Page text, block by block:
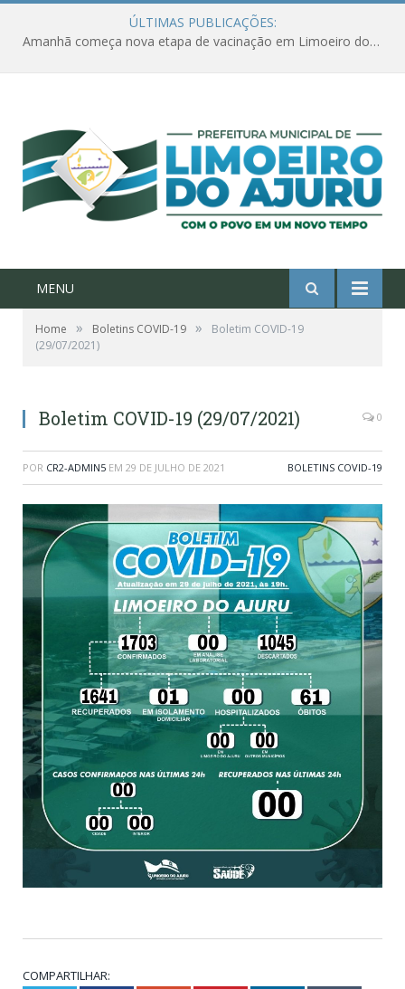
ÚLTIMAS PUBLICAÇÕES:
Amanhã começa nova etapa de vacinação em Limoeiro do Ajuru para idosos com 65 ou mais
MENU
Home » Boletins COVID-19 »
Boletim COVID-19
(29/07/2021)
Boletim COVID-19 (29/07/2021) 0
POR CR2-ADMIN5 EM 29 DE JULHO DE 2021 BOLETINS COVID-19
COMPARTILHAR: